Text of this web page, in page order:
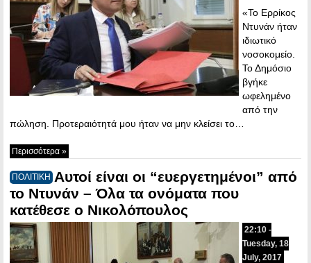
«Το Ερρίκος
Ντυνάν ήταν
ιδιωτικό
νοσοκομείο.
Το Δημόσιο
βγήκε
ωφελημένο
από την
πώληση. Προτεραιότητά μου ήταν να μην κλείσει το…
Περισσότερα »
ΠΟΛΙΤΙΚΗ Αυτοί είναι οι “ευεργετημένοι” από
το Ντυνάν – Όλα τα ονόματα που
κατέθεσε ο Νικολόπουλος
22:10 -
Tuesday, 18
July, 2017